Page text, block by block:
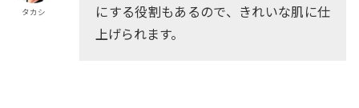
タカシ
にする役割もあるので、きれいな肌に仕
上げられます。